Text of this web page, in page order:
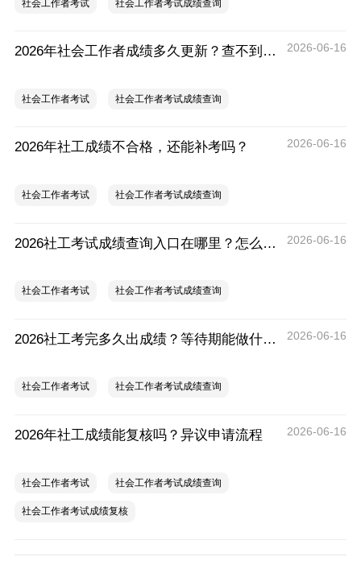
社会工作者考试 社会工作者考试成绩查询
2026年社会工作者成绩多久更新？查不到分怎么办？ 2026-06-16
社会工作者考试 社会工作者考试成绩查询
2026年社工成绩不合格，还能补考吗？ 2026-06-16
社会工作者考试 社会工作者考试成绩查询
2026社工考试成绩查询入口在哪里？怎么查分？ 2026-06-16
社会工作者考试 社会工作者考试成绩查询
2026社工考完多久出成绩？等待期能做什么？ 2026-06-16
社会工作者考试 社会工作者考试成绩查询
2026年社工成绩能复核吗？异议申请流程 2026-06-16
社会工作者考试 社会工作者考试成绩查询
社会工作者考试成绩复核